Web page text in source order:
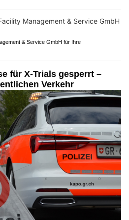
& Service GmbH für Ihre
für X-Trials gesperrt –
Verkehr